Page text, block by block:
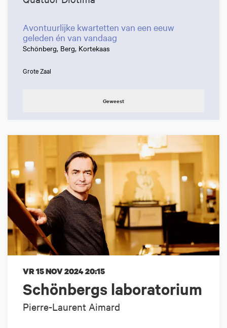
Avontuurlijke kwartetten van een eeuw
geleden én van vandaag
Schönberg, Berg, Kortekaas
Grote Zaal
Geweest
Schönbergs laboratorium
Pierre-Laurent Aimard
VR 15 NOV 202420:15